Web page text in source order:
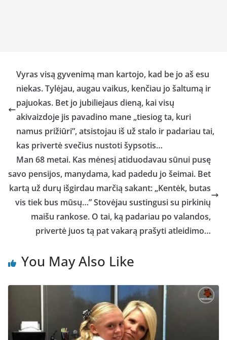
Vyras visą gyvenimą man kartojo, kad be jo aš esu
niekas. Tylėjau, augau vaikus, kenčiau jo šaltumą ir
pajuokas. Bet jo jubiliejaus dieną, kai visų
akivaizdoje jis pavadino mane „tiesiog ta, kuri
namus prižiūri”, atsistojau iš už stalo ir padariau tai,
kas privertė svečius nustoti šypsotis…
Man 68 metai. Kas mėnesį atiduodavau sūnui pusę
savo pensijos, manydama, kad padedu jo šeimai. Bet
kartą už durų išgirdau marčią sakant: „Kentėk, butas
vis tiek bus mūsų…” Stovėjau sustingusi su pirkinių
maišu rankose. O tai, ką padariau po valandos,
privertė juos tą pat vakarą prašyti atleidimo…
You May Also Like